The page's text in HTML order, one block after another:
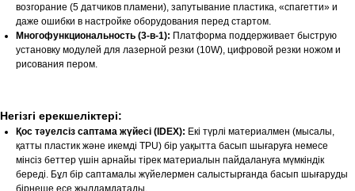
возгорание (5 датчиков пламени), запутывание пластика, «спагетти» и
даже ошибки в настройке оборудования перед стартом.
Многофункциональность (3-в-1): Платформа поддерживает быструю
установку модулей для лазерной резки (10W), цифровой резки ножом и
рисования пером.
Негізгі ерекшеліктері:
Қос тәуелсіз саптама жүйесі (IDEX): Екі түрлі материалмен (мысалы,
қатты пластик және икемді TPU) бір уақытта басып шығаруға немесе
мінсіз беттер үшін арнайы тірек материалын пайдалануға мүмкіндік
береді. Бұл бір саптамалы жүйелермен салыстырғанда басып шығаруды
бірнеше есе жылдамдатады.